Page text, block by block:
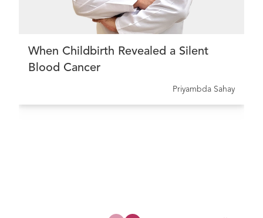
When Childbirth Revealed a Silent
Blood Cancer
Priyambda Sahay